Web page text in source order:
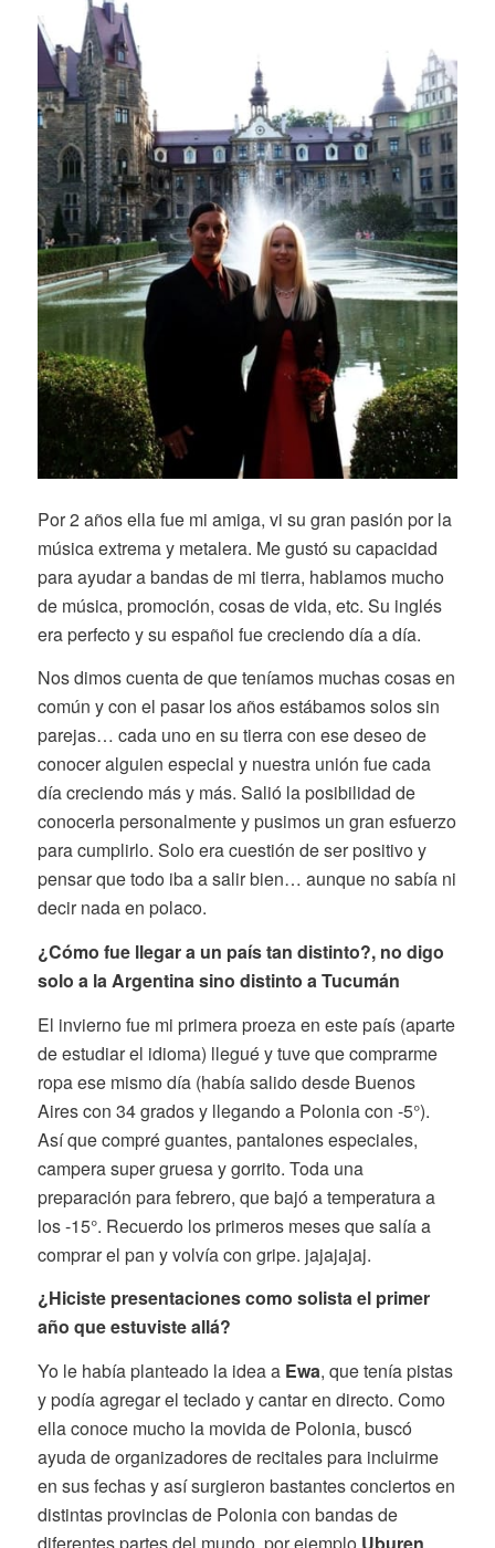
Por 2 años ella fue mi amiga, vi su gran pasión por la
música extrema y metalera. Me gustó su capacidad
para ayudar a bandas de mi tierra, hablamos mucho
de música, promoción, cosas de vida, etc. Su inglés
era perfecto y su español fue creciendo día a día.
Nos dimos cuenta de que teníamos muchas cosas en
común y con el pasar los años estábamos solos sin
parejas… cada uno en su tierra con ese deseo de
conocer alguien especial y nuestra unión fue cada
día creciendo más y más. Salió la posibilidad de
conocerla personalmente y pusimos un gran esfuerzo
para cumplirlo. Solo era cuestión de ser positivo y
pensar que todo iba a salir bien… aunque no sabía ni
decir nada en polaco.
¿Cómo fue llegar a un país tan distinto?, no digo
solo a la Argentina sino distinto a Tucumán
El invierno fue mi primera proeza en este país (aparte
de estudiar el idioma) llegué y tuve que comprarme
ropa ese mismo día (había salido desde Buenos
Aires con 34 grados y llegando a Polonia con -5°).
Así que compré guantes, pantalones especiales,
campera super gruesa y gorrito. Toda una
preparación para febrero, que bajó a temperatura a
los -15°. Recuerdo los primeros meses que salía a
comprar el pan y volvía con gripe. jajajajaj.
¿Hiciste presentacionescomo solistael primer
año que estuviste allá?
Yo le había planteado la idea a Ewa, que tenía pistas
y podía agregar el teclado y cantar en directo. Como
ella conoce mucho la movida de Polonia, buscó
ayuda de organizadores de recitales para incluirme
en sus fechas y así surgieron bastantes conciertos en
distintas provincias de Polonia con bandas de
diferentes partes del mundo, por ejemplo Uburen